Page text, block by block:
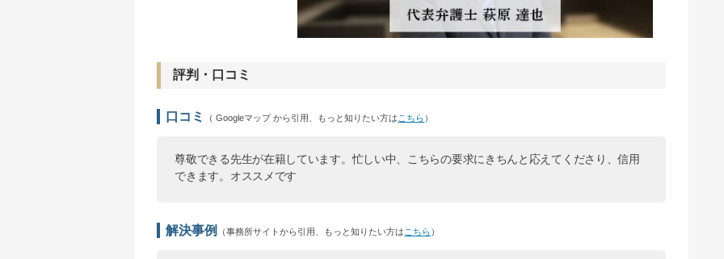
評判・口コミ
口コミ （ Googleマップ から引用、もっと知りたい方は こちら ）
尊敬できる先生が在籍しています。忙しい中、こちらの要求にきちんと応えてくださり、信用
できます。オススメです
解決事例 （事務所サイトから引用、もっと知りたい方は こちら ）